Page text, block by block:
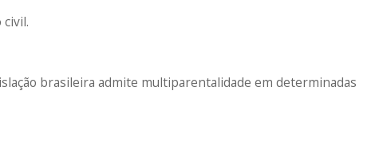
brasileira admite multiparentalidade em determinadas